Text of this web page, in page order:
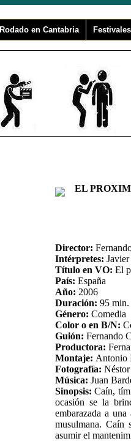
Rodado en Cantabria Festivales
EL
Director:
Intérpretes:
Título en VO: El
País: España
Año: 2006
Duración: 95 min.
Género: Comedia
Color o en B/N:
Guión: Fernando
Productora:
Montaje: Antonio
Fotografía:
Música: Juan
Sinopsis: Caín,
ocasión se la
embarazada a
musulmana. Caín
asumir el